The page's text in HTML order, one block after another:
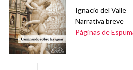
Ignacio del Valle
Narrativa breve
Páginas de